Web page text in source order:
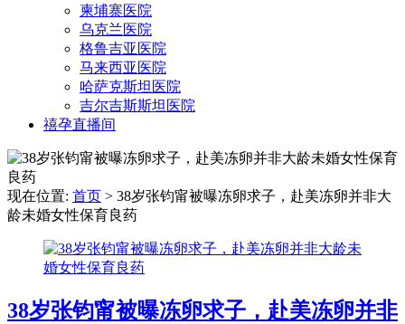
柬埔寨医院
乌克兰医院
格鲁吉亚医院
马来西亚医院
哈萨克斯坦医院
吉尔吉斯斯坦医院
禧孕直播间
现在位置: 首页 > 38岁张钧甯被曝冻卵求子，赴美冻卵并非大
龄未婚女性保育良药
38岁张钧甯被曝冻卵求子，赴美冻卵并非